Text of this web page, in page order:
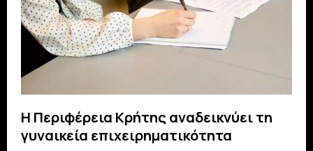
Η Περιφέρεια Κρήτης αναδεικνύει τη
γυναικεία επιχειρηματικότητα